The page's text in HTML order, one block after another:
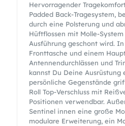
Hervorragender
Padded Back-Tragesystem,
durch eine Polsterung und
Hüftflossen mit Molle-
Ausführung geschont wird.
Fronttasche und einem
Antennendurchlässen und
kannst Du Deine Ausrüstung
persönliche Gegenstände
Roll Top-Verschluss mit
Positionen verwendbar.
Sentinel innen eine große
modulare Erweiterung, ein